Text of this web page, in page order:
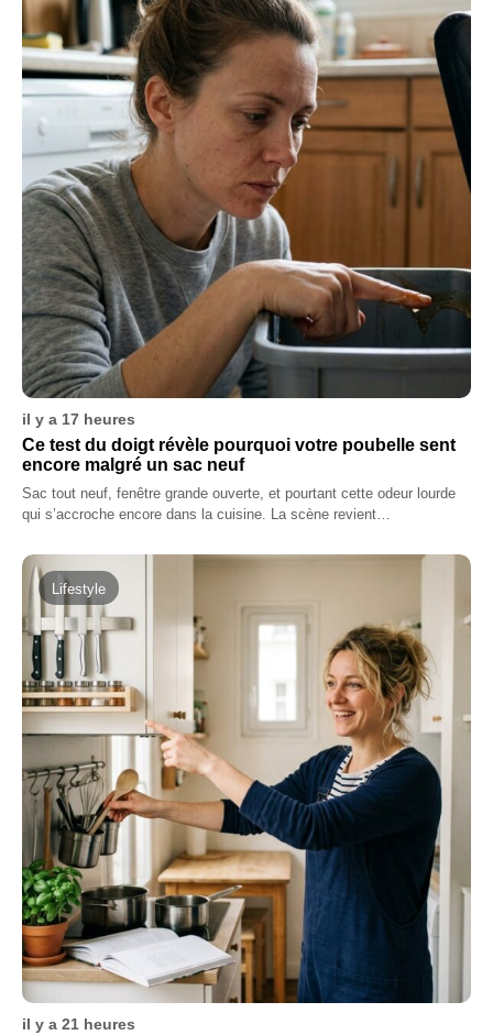
il y a 17 heures
Ce test du doigt révèle pourquoi votre poubelle sent
encore malgré un sac neuf
Sac tout neuf, fenêtre grande ouverte, et pourtant cette odeur lourde
qui s’accroche encore dans la cuisine. La scène revient…
Lifestyle
il y a 21 heures